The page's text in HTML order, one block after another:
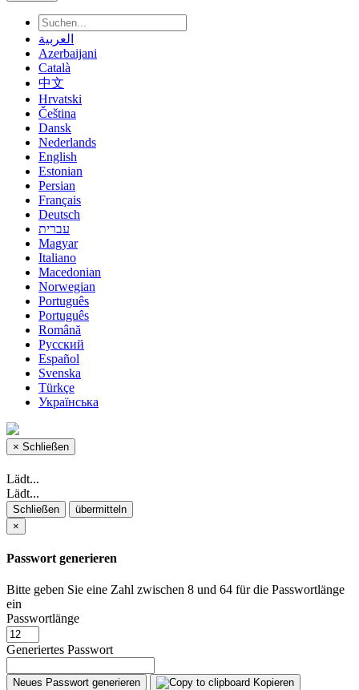
العربية
Azerbaijani
Català
中文
Hrvatski
Čeština
Dansk
Nederlands
English
Estonian
Persian
Français
Deutsch
עברית
Magyar
Italiano
Macedonian
Norwegian
Português
Português
Română
Русский
Español
Svenska
Türkçe
Українська
× Schließen
Lädt...
Lädt...
Schließen
übermitteln
×
Passwort generieren
Bitte geben Sie eine Zahl zwischen 8 und 64 für die Passwortlänge
ein
Passwortlänge
Generiertes Passwort
Neues Passwort generieren Kopieren